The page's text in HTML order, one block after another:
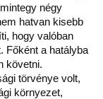
négy
hatvan kisebb
hogy valóban
Főként a hatályba
követni.
törvénye volt,
környezet,